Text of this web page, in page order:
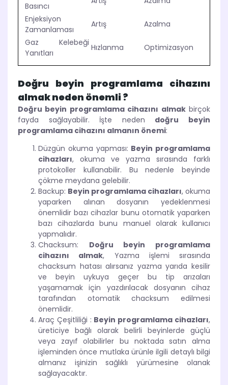
Basıncı
Enjeksiyon
Zamanlaması
Artış
Azalma
Gaz Kelebeği
Yanıtları
Hızlanma Optimizasyon
Doğru beyin programlama cihazını
almak neden önemli ?
Doğru beyin programlama cihazını almakbirçok
fayda sağlayabilir. İşte neden doğru beyin
programlama cihazını almanın önemi:
Düzgün okuma yapması: Beyin programlama
cihazları, okuma ve yazma sırasında farklı
protokoller kullanabilir. Bu nedenle beyinde
çökme meydana gelebilir.
Backup: Beyin programlama cihazları, okuma
yaparken alınan dosyanın yedeklenmesi
önemlidir bazı cihazlar bunu otomatik yaparken
bazı cihazlarda bunu manuel olarak kullanıcı
yapmalıdır.
Chacksum: Doğru beyin programlama
cihazını almak, Yazma işlemi sırasında
chacksum hatası alırsanız yazma yarıda kesilir
ve beyin uykuya geçer bu tip arızaları
yaşamamak için yazdırılacak dosyanın cihaz
tarafından otomatik chacksum edilmesi
önemlidir.
Araç Çeşitliliği : Beyin programlama cihazları,
üreticiye bağlı olarak belirli beyinlerde güçlü
veya zayıf olabilirler bu noktada satın alma
işleminden önce mutlaka ürünle ilgili detaylı bilgi
almanız işinizin sağlıklı yürümesine olanak
sağlayacaktır.